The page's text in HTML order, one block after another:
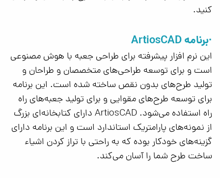
کنید.
·برنامه ArtiosCAD
این نرم افزار پیشرفته برای طراحی جعبه با هوش مصنوعی
است و برای توسعه طراحی‌های متخصصان و طراحان و
تولید طرح‌های بدون نقص ساخته شده است. این برنامه
برای توسعه طرح‌های مقوایی و برای تولید جعبه‌های راه
راه استفاده می‌شود. ArtiosCAD دارای کتابخانه‌ای بزرگ
از نمونه‌های پارامتریک استاندارد است و این برنامه دارای
گزینه‌های خودکار بوده که به راحتی با تراز کردن اشیاء
ساخت طرح شما را آسان می‌کند.